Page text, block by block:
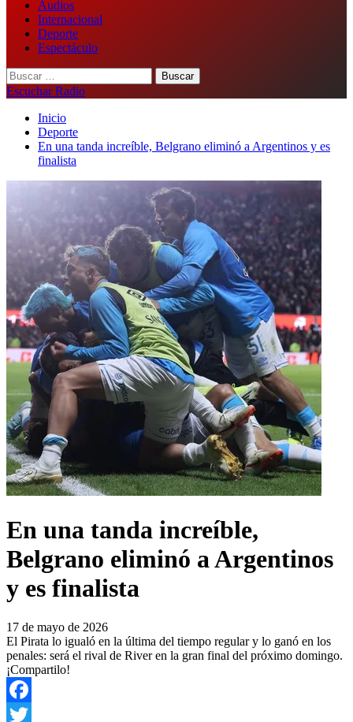
Audios
Internacional
Deporte
Espectáculo
Buscar:
Escuchar Radio
Inicio
Deporte
En una tanda increíble, Belgrano eliminó a Argentinos y es
finalista
En una tanda increíble,
Belgrano eliminó a Argentinos
y es finalista
17 de mayo de 2026
El Pirata lo igualó en la última del tiempo regular y lo ganó en los
penales: será el rival de River en la gran final del próximo domingo.
¡Compartilo!
Facebook